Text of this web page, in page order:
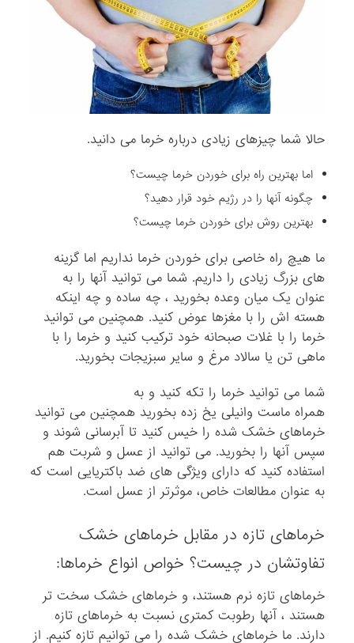
حالا شما چیزهای زیادی درباره خرما می دانید.
اما بهترین راه برای خوردن خرما چیست؟
چگونه آنها را در رژیم خود قرار دهید؟
بهترین روش برای خوردن خرما چیست؟
ما هیچ راه خاصی برای خوردن خرما نداریم اما گزینه
های بزرگ زیادی را داریم. شما می توانید آنها را به
عنوان یک میان وعده بخورید ، چه ساده و چه اینکه
هسته اش را با مغزها عوض کنید. همچنین می توانید
خرما را با غلات صبحانه خود ترکیب کنید و خرما را با
ماهی تن یا سالاد مرغ و سایر سبزیجات بخورید.
شما می توانید خرما را تکه کنید و به
همراه ماست وانیلی یخ زده بخورید همچنین می توانید
خرماهای خشک شده را خیس کنید تا آبرسانی شوند و
سپس آنها را بخورید. می توانید از عسل و شربت هم
استفاده کنید که دارای ویژگی های ضد باکتریایی است که
به عنوان مطالعات خاص، موثرتر از عسل است.
خرماهای تازه در مقابل خرماهای خشک
تفاوتشان در چیست؟ خواص انواع خرماها:
خرماهای تازه نرم هستند، و خرماهای خشک سخت تر
هستند ، آنها رطوبت کمتری نسبت به خرماهای تازه
دارند. ما خرماهای خشک شده را می توانیم تازه کنیم. از